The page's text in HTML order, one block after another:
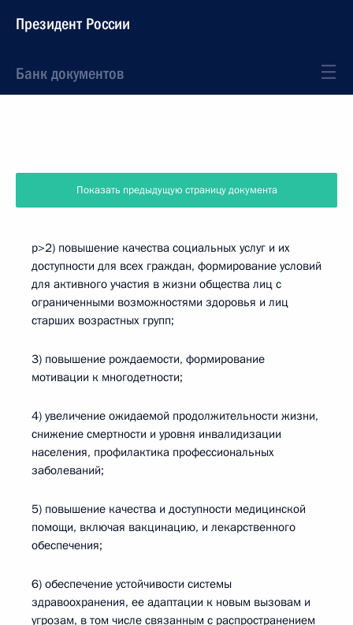
Президент России
Банк документов
Показать предыдущую страницу документа
p>2) повышение качества социальных услуг и их
доступности для всех граждан, формирование условий
для активного участия в жизни общества лиц с
ограниченными возможностями здоровья и лиц
старших возрастных групп;
3) повышение рождаемости, формирование
мотивации к многодетности;
4) увеличение ожидаемой продолжительности жизни,
снижение смертности и уровня инвалидизации
населения, профилактика профессиональных
заболеваний;
5) повышение качества и доступности медицинской
помощи, включая вакцинацию, и лекарственного
обеспечения;
6) обеспечение устойчивости системы
здравоохранения, ее адаптации к новым вызовам и
угрозам, в том числе связанным с распространением